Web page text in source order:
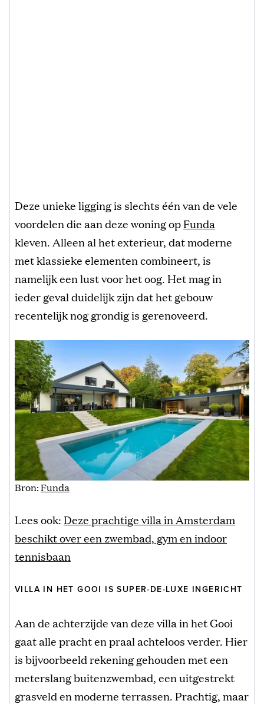
Deze unieke ligging is slechts één van de vele
voordelen die aan deze woning opFunda
kleven. Alleen al het exterieur, dat moderne
met klassieke elementen combineert, is
namelijk een lust voor het oog. Het mag in
ieder geval duidelijk zijn dat het gebouw
recentelijk nog grondig is gerenoveerd.
Bron:Funda
Lees ook: Deze prachtige villa in Amsterdam
beschikt over een zwembad, gym en indoor
tennisbaan
VILLA IN HET GOOI IS SUPER-DE-LUXE INGERICHT
Aan de achterzijde van deze villa in het Gooi
gaat alle pracht en praal achteloos verder. Hier
is bijvoorbeeld rekening gehouden met een
meterslang buitenzwembad, een uitgestrekt
grasveld en moderne terrassen. Prachtig, maar